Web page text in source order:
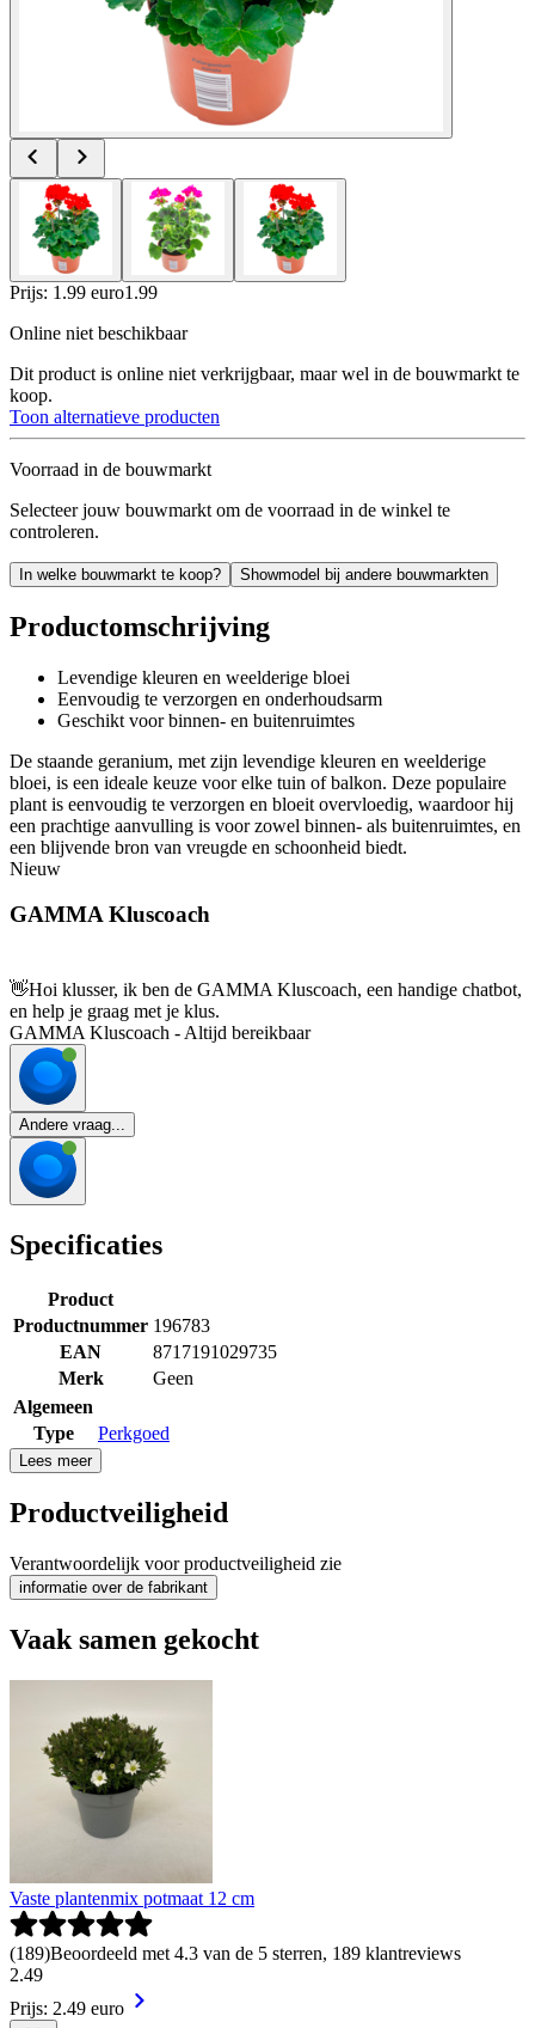
Prijs: 1.99 euro1 .99
Online niet beschikbaar
Dit product is online niet verkrijgbaar, maar wel in de bouwmarkt te
koop.
Toon alternatieve producten
Voorraad in de bouwmarkt
Selecteer jouw bouwmarkt om de voorraad in de winkel te
controleren.
In welke bouwmarkt te koop? Showmodel bij andere bouwmarkten
Productomschrijving
Levendige kleuren en weelderige bloei
Eenvoudig te verzorgen en onderhoudsarm
Geschikt voor binnen- en buitenruimtes
De staande geranium, met zijn levendige kleuren en weelderige
bloei, is een ideale keuze voor elke tuin of balkon. Deze populaire
plant is eenvoudig te verzorgen en bloeit overvloedig, waardoor hij
een prachtige aanvulling is voor zowel binnen- als buitenruimtes, en
een blijvende bron van vreugde en schoonheid biedt.
Nieuw
GAMMA Kluscoach
👋Hoi klusser, ik ben de GAMMA Kluscoach, een handige chatbot,
en help je graag met je klus.
GAMMA Kluscoach - Altijd bereikbaar
Andere vraag...
Specificaties
Product
Productnummer 196783
EAN
8717191029735
Merk
Geen
Algemeen
Type
Perkgoed
Lees meer
Productveiligheid
Verantwoordelijk voor productveiligheid zie
informatie over de fabrikant
Vaak samen gekocht
Vaste plantenmix potmaat 12 cm
(189)Beoordeeld met 4.3 van de 5 sterren, 189 klantreviews
2.49
Prijs: 2.49 euro